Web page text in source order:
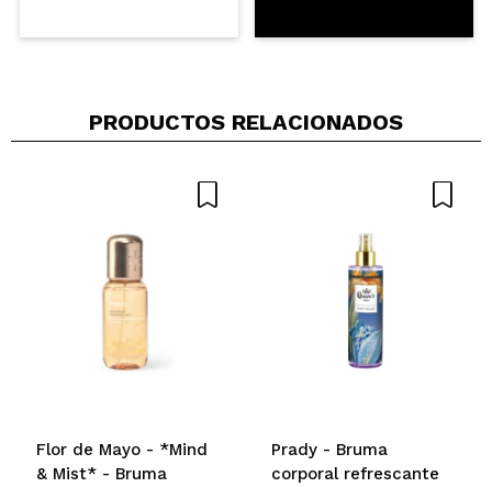
PRODUCTOS RELACIONADOS
Flor de Mayo - *Mind
& Mist* - Bruma
Prady - Bruma
corporal refrescante